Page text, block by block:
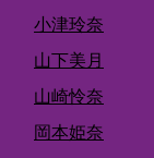
小津玲奈
山下美月
山崎怜奈
岡本姫奈